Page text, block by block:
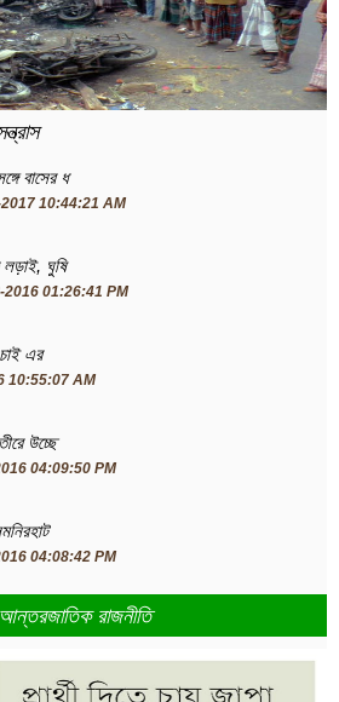
বাসের ধ
10:44:21 AM
লড়াই, ঘুষি
2016 01:26:41 PM
এর
10:55:07 AM
উচ্ছে
04:09:50 PM
04:08:42 PM
আন্তরজাতিক রাজনীতি